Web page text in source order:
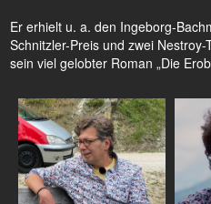
Er erhielt u. a. den Ingeborg-
Schnitzler-Preis und zwei
sein viel gelobter Roman „Die